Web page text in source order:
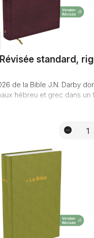
standard,
de la Bible J.N. Darby
hébreu et grec dans un